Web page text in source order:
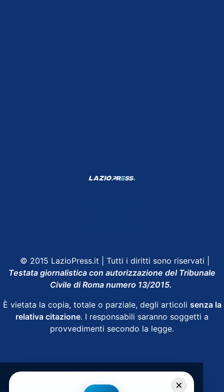
© 2015 LazioPress.it | Tutti i diritti sono riservati |
Testata giornalistica con autorizzazione del Tribunale
Civile di Roma numero 13/2015.
È vietata la copia, totale o parziale, degli articoli senza la
relativa citazione. I responsabili saranno soggetti a
provvedimenti secondo la legge.
×